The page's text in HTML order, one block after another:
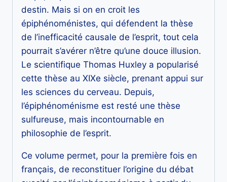
Huxley
William
James
destin. Mais si on en croit les
épiphénoménistes, qui défendent la thèse
de l’inefficacité causale de l’esprit, tout cela
pourrait s’avérer n’être qu’une douce illusion.
Le scientifique Thomas Huxley a popularisé
cette thèse au XIXe siècle, prenant appui sur
les sciences du cerveau. Depuis,
l’épiphénoménisme est resté une thèse
sulfureuse, mais incontournable en
philosophie de l’esprit.
Ce volume permet, pour la première fois en
français, de reconstituer l’origine du débat